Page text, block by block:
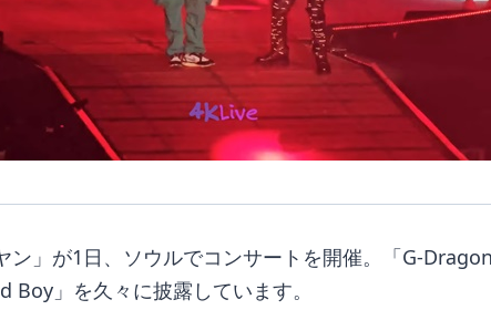
ン」が1日、ソウルでコンサートを開催。「G-
Boy」を久々に披露しています。